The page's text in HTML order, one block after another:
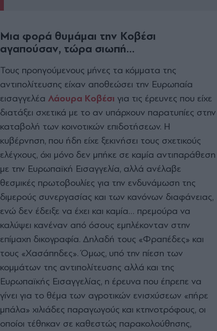
Μια φορά θυμάμαι την Κοβέσι
αγαπούσαν, τώρα σιωπή…
Τους προηγούμενους μήνες τα κόμματα της
αντιπολίτευσης είχαν αποθεώσει την Ευρωπαία
εισαγγελέα Λάουρα Κοβέσι για τις έρευνες που είχε
διατάξει σχετικά με το αν υπάρχουν παρατυπίες στην
καταβολή των κοινοτικών επιδοτήσεων. Η
κυβέρνηση, που ήδη είχε ξεκινήσει τους σχετικούς
ελέγχους, όχι μόνο δεν μπήκε σε καμία αντιπαράθεση
με την Ευρωπαϊκή Εισαγγελία, αλλά ανέλαβε
θεσμικές πρωτοβουλίες για την ενδυνάμωση της
διμερούς συνεργασίας και των κανόνων διαφάνειας,
ενώ δεν έδειξε να έχει και καμία… πρεμούρα να
καλύψει κανέναν από όσους εμπλέκονταν στην
επίμαχη δικογραφία. Δηλαδή τους «Φραπέδες» και
τους «Χασάπηδες».Όμως, υπό την πίεση των
κομμάτων της αντιπολίτευσης αλλά και της
Ευρωπαϊκής Εισαγγελίας, η έρευνα που έπρεπε να
γίνει για το θέμα των αγροτικών ενισχύσεων «πήρε
μπάλα» χιλιάδες παραγωγούς και κτηνοτρόφους, οι
οποίοι τέθηκαν σε καθεστώς παρακολούθησης,